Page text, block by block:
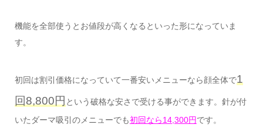
機能を全部使うとお値段が高くなるといった形になっていま
す。
初回は割引価格になっていて一番安いメニューなら顔全体で1
回8,800円 という破格な安さで受ける事ができます。針が付
いたダーマ吸引のメニューでも初回なら14,300円です。